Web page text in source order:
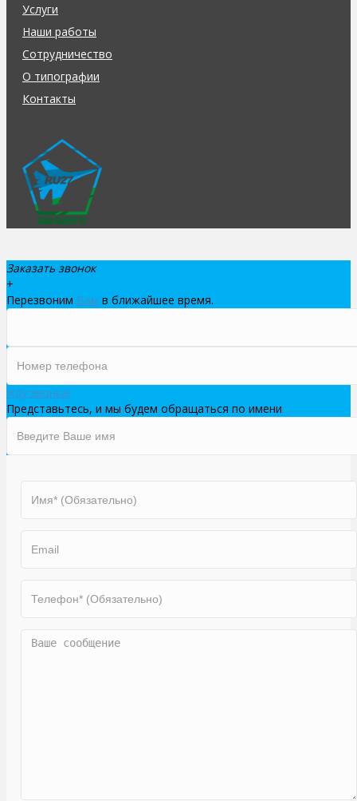
Услуги
Наши работы
Сотрудничество
О типографии
Контакты
Заказать звонок
+
Перезвоним Вам в ближайшее время.
Жду звонка!
Представьтесь, и мы будем обращаться по имени